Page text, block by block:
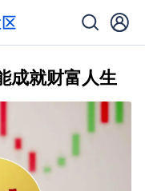
成就财富人生